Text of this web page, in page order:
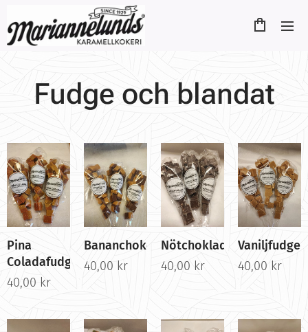
Fudge och blandat
Pina
Coladafudge
40,00 kr
Bananchokofudge
40,00 kr
Nötchoklad
40,00 kr
Vaniljfudge
40,00 kr